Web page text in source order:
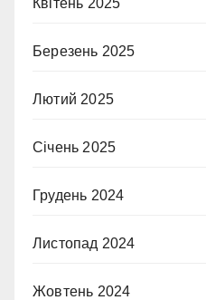
Квітень 2025
Березень 2025
Лютий 2025
Січень 2025
Грудень 2024
Листопад 2024
Жовтень 2024